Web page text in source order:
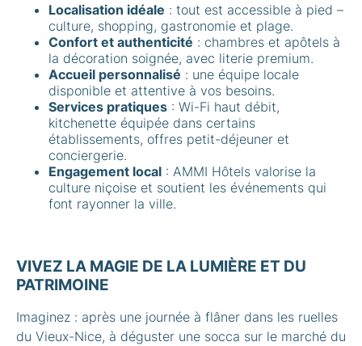
Localisation idéale : tout est accessible à pied –
culture, shopping, gastronomie et plage.
Confort et authenticité : chambres et apôtels à
la décoration soignée, avec literie premium.
Accueil personnalisé : une équipe locale
disponible et attentive à vos besoins.
Services pratiques : Wi-Fi haut débit,
kitchenette équipée dans certains
établissements, offres petit-déjeuner et
conciergerie.
Engagement local : AMMI Hôtels valorise la
culture niçoise et soutient les événements qui
font rayonner la ville.
VIVEZ LA MAGIE DE LA LUMIÈRE ET DU
PATRIMOINE
Imaginez : après une journée à flâner dans les ruelles
du Vieux-Nice, à déguster une socca sur le marché du